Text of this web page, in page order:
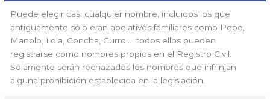
Puede elegir casi cualquier nombre, incluidos los que
antiguamente solo eran apelativos familiares como Pepe,
Manolo, Lola, Concha, Curro… todos ellos pueden
registrarse como nombres propios en el Registro Civil.
Solamente serán rechazados los nombres que infrinjan
alguna prohibición establecida en la legislación.